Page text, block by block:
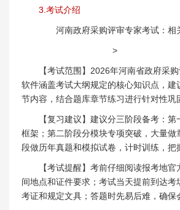
3.考试介绍
河南政府采购评审专家考试：相
>
【考试范围】2026年河南省政府采
软件涵盖考试大纲规定的核心知识点，建
节内容，结合题库章节练习进行针对性巩
【复习建议】建议分三阶段备考：
框架；第二阶段分模块专项突破，大量做
段做历年真题和模拟试卷，计时训练，把
【考试提醒】考前仔细阅读报考地
间地点和证件要求；考试当天提前到达考
考证和规定文具；答题时先易后难，确保